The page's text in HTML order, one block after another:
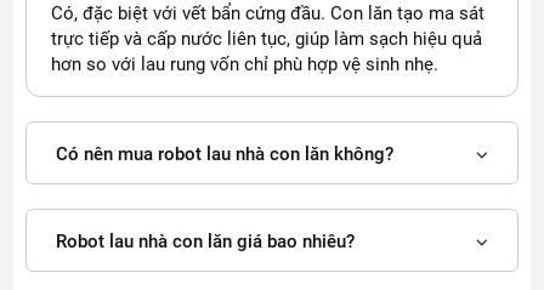
Không phải ai cũng cần đến công nghệ con lăn, nhưng với
những nhu cầu làm sạch cao, đây là lựa chọn rất đáng cân
nhắc.
Gia đình nào nên chọn robot lau nhà con lăn
Bạn nên cân nhắc dòng này nếu:
Có thú cưng → nhiều vết bẩn và dấu chân
Có, đặc biệt với vết bẩn cứng đầu. Con lăn tạo ma sát
trực tiếp và cấp nước liên tục, giúp làm sạch hiệu quả
hơn so với lau rung vốn chỉ phù hợp vệ sinh nhẹ.
Có nên mua robot lau nhà con lăn không?
Robot lau nhà con lăn giá bao nhiêu?